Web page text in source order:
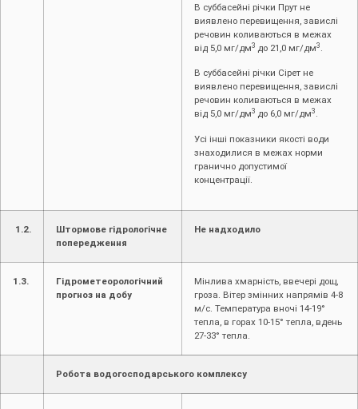
В суббасейні річки Прут не
виявлено перевищення, завислі
речовин коливаються в межах
від 5,0 мг/дм3 до 21,0 мг/дм3 .
В суббасейні річки Сірет не
виявлено перевищення, завислі
речовин коливаються в межах
від 5,0 мг/дм3 до 6,0 мг/дм3 .
Усі інші показники якості води
знаходилися в межах норми
гранично допустимої
концентрації.
1.2.
Штормове гідрологічне
попередження
Не надходило
1.3.
Гідрометеорологічний
прогноз на добу
Мінлива хмарність, ввечері дощ,
гроза. Вітер змінних напрямів 4-8
м/с. Температура вночі 14-19°
тепла, в горах 10-15° тепла, вдень
27-33° тепла.
Робота водогосподарського комплексу